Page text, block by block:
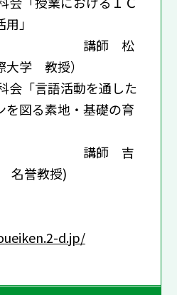
」
松
学 教授）
語活動を通した
を図る素地・基礎の育
吉
誉教授)
d.jp/